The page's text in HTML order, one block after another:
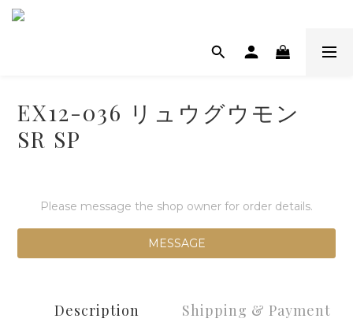
EX12-036 リュウグウモン
SR SP
Please message the shop owner for order details.
MESSAGE
Description Shipping & Payment